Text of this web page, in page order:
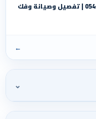
نجار مكة العوالي 0546138860⁩ | تفصيل وصيانة وفك
←
⌄